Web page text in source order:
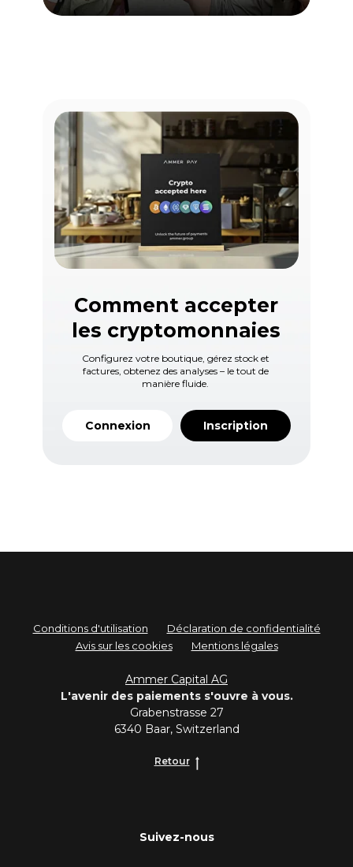
Inscription
Configurez votre boutique, gérez stock et
factures, obtenez des analyses – le tout de
manière fluide.
Comment accepter
les cryptomonnaies
Connexion
Conditions d'utilisation
Déclaration de confidentialité
Avis sur les cookies
Mentions légales
Ammer Capital AG
L'avenir des paiements s'ouvre à vous.
Grabenstrasse 27
6340 Baar, Switzerland
Retour
Suivez-nous